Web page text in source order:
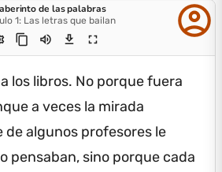
de las palabras
1: Las letras que bailan
content_copy volume_up download fullscreen
los libros. No porque fuera
a veces la mirada
algunos profesores le
pensaban, sino porque cada
account_circle